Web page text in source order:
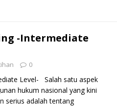
-Intermediate
0
Level- Salah satu aspek
hukum nasional yang kini
serius adalah tentang